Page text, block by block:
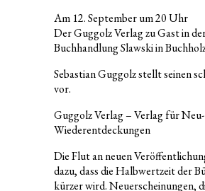
Am 12. September um 20 Uhr
Der Guggolz Verlag zu Gast in
Buchhandlung Slawski in
Sebastian Guggolz stellt seinen
vor.
Guggolz Verlag – Verlag für
Wiederentdeckungen
Die Flut an neuen
dazu, dass die Halbwertzeit der
kürzer wird. Neuerscheinungen,